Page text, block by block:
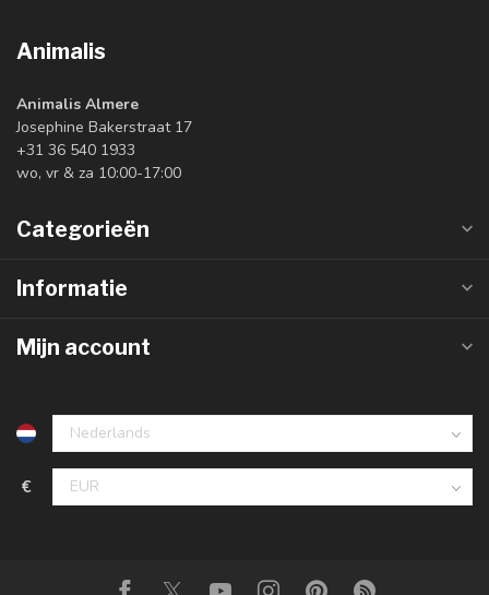
Animalis
Animalis Almere
Josephine Bakerstraat 17
+31 36 540 1933
wo, vr & za 10:00-17:00
Categorieën
Informatie
Mijn account
€